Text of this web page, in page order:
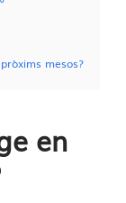
mesos?
en